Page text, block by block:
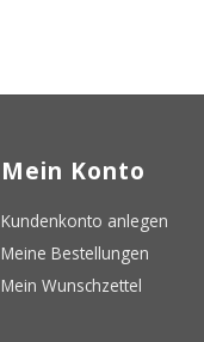
Mein Konto
Kundenkonto anlegen
Meine Bestellungen
Mein Wunschzettel